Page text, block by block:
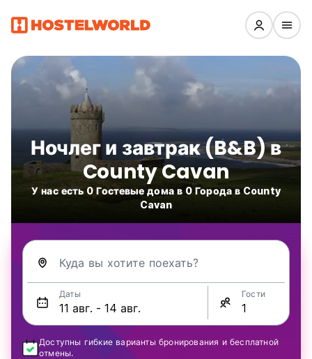
Ночлег и завтрак (B&B) в
County Cavan
У нас есть 0 Гостевые дома в 0 Города в County
Cavan
Куда вы хотите поехать?
Даты Гости
Доступны гибкие варианты бронирования и бесплатной
отмены.